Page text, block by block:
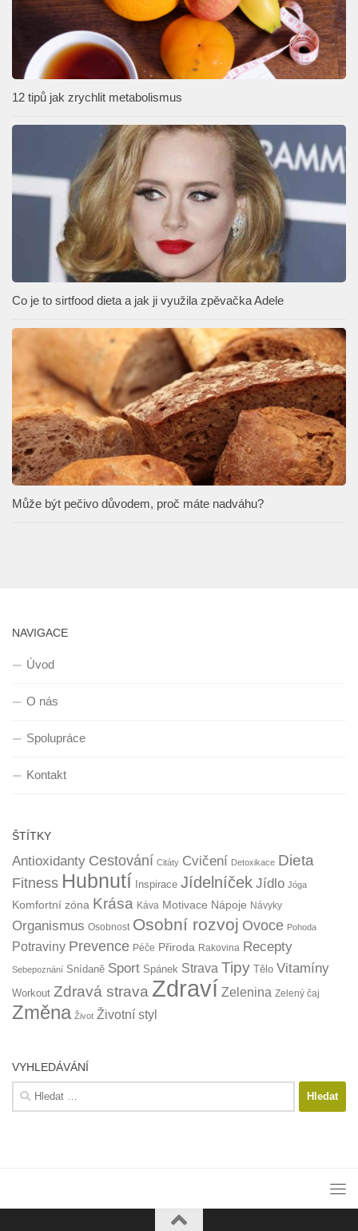
12 tipů jak zrychlit metabolismus
Co je to sirtfood dieta a jak ji využila zpěvačka Adele
Může být pečivo důvodem, proč máte nadváhu?
NAVIGACE
Úvod
O nás
Spolupráce
Kontakt
ŠTÍTKY
Antioxidanty Cestování Citáty Cvičení Detoxikace Dieta
Fitness Hubnutí Inspirace Jídelníček Jídlo Jóga
Komfortní zóna Krása Káva Motivace Nápoje Návyky
Organismus Osobnost Osobní rozvoj Ovoce Pohoda
Potraviny Prevence Péče Přiroda Rakovina Recepty
Sebepoznání Snídaně Sport Spánek Strava Tipy Tělo Vitamíny
Workout Zdravá strava Zdraví Zelenina Zelený čaj
Změna Život Životní styl
VYHLEDÁVÁNÍ
Vyhledávání